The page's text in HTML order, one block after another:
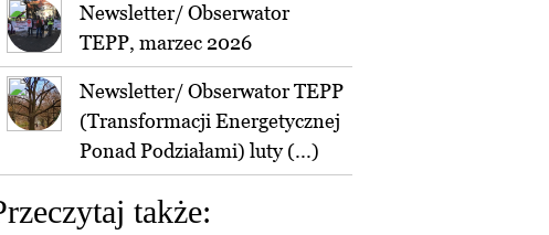
Newsletter/ Obserwator
TEPP, marzec 2026
Newsletter/ Obserwator TEPP
(Transformacji Energetycznej
Ponad Podziałami) luty (...)
także: